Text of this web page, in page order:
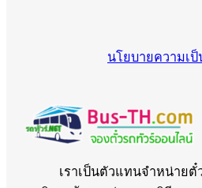
นโยบายความเ
เราเป็นตัวแทนจำหน่ายตั๋